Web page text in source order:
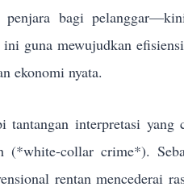
penjara bagi
guna mewujudkan
ekonomi nyata.
tantangan interpretasi
collar crime*).
rentan mencederai